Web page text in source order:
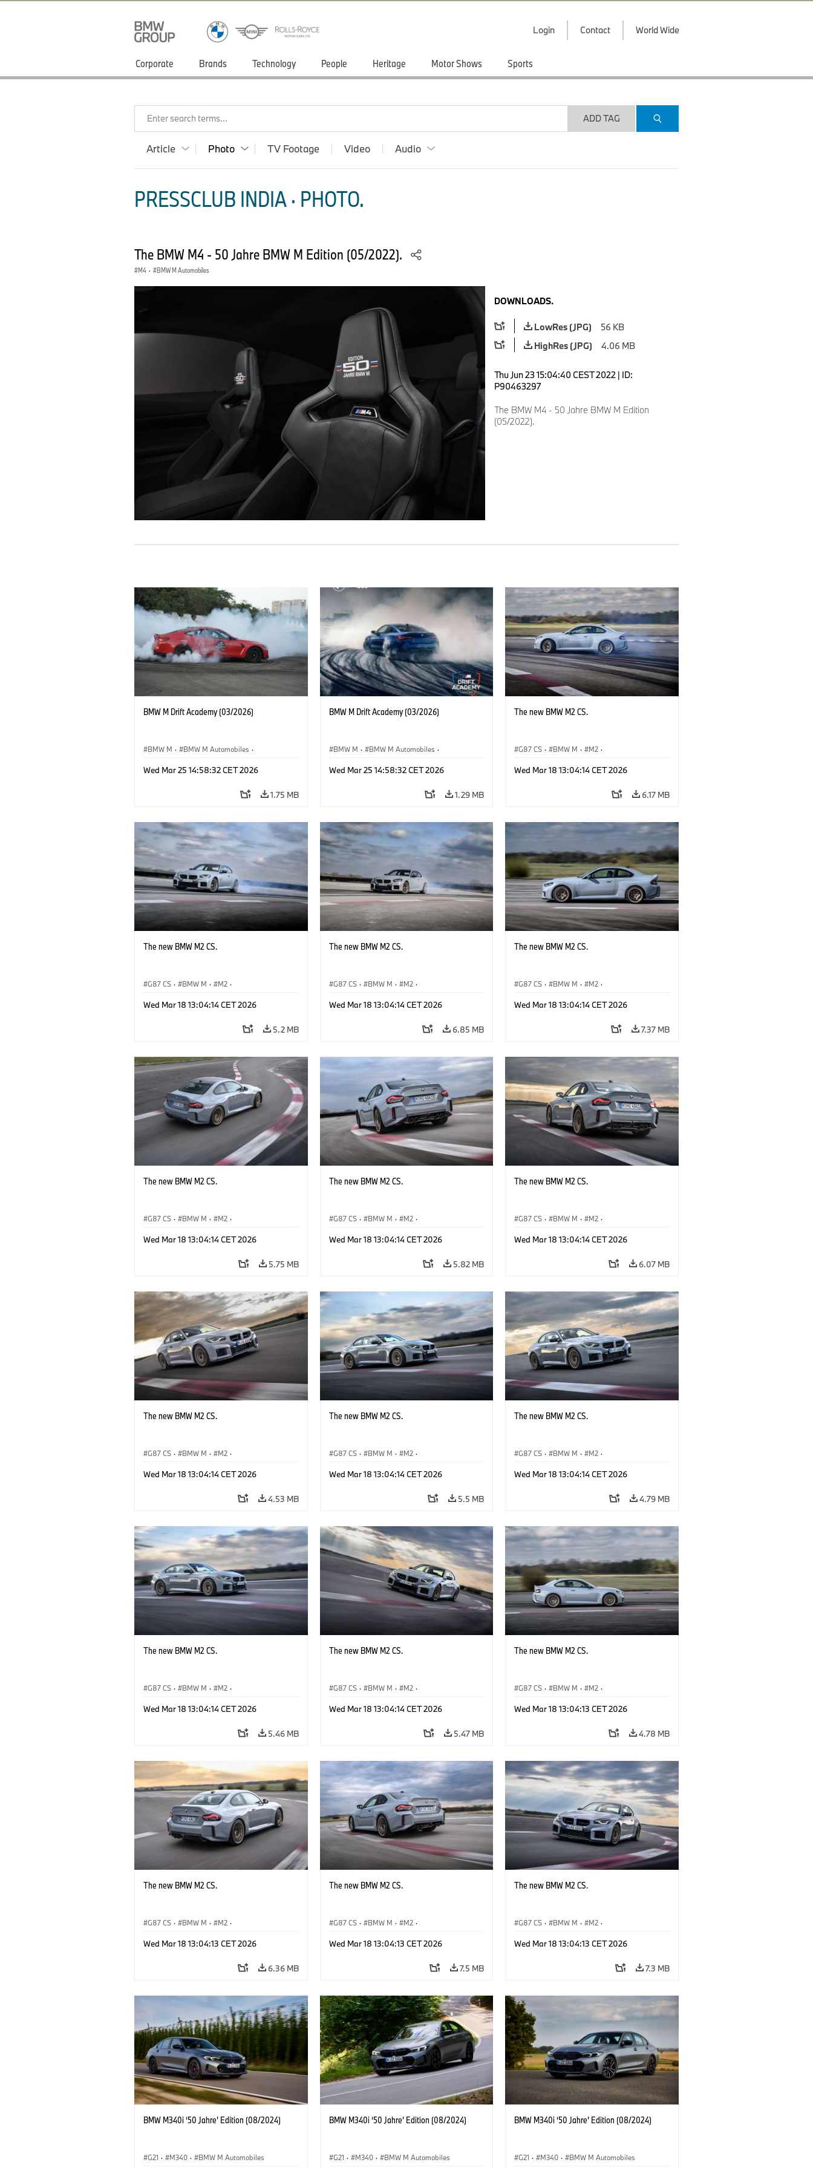
Login Contact World Wide
Corporate Brands Technology People Heritage Motor Shows Sports
Enter search terms... ADD TAG
Article Photo TV Footage Video Audio
PRESSCLUB INDIA · PHOTO.
The BMW M4 - 50 Jahre BMW M Edition (05/2022).
M4 · BMW M Automobiles
DOWNLOADS.
LowRes (JPG)
56 KB
HighRes (JPG)
4.06 MB
Thu Jun 23 15:04:40 CEST 2022 | ID:
P90463297
The BMW M4 - 50 Jahre BMW M Edition
(05/2022).
BMW M Drift Academy (03/2026)
BMW M · BMW M Automobiles ·
Wed Mar 25 14:58:32 CET 2026
1.75 MB
BMW M Drift Academy (03/2026)
BMW M · BMW M Automobiles ·
Wed Mar 25 14:58:32 CET 2026
1.29 MB
The new BMW M2 CS.
G87 CS · BMW M · M2 ·
Wed Mar 18 13:04:14 CET 2026
6.17 MB
The new BMW M2 CS.
G87 CS · BMW M · M2 ·
Wed Mar 18 13:04:14 CET 2026
5.2 MB
The new BMW M2 CS.
G87 CS · BMW M · M2 ·
Wed Mar 18 13:04:14 CET 2026
6.85 MB
The new BMW M2 CS.
G87 CS · BMW M · M2 ·
Wed Mar 18 13:04:14 CET 2026
7.37 MB
The new BMW M2 CS.
G87 CS · BMW M · M2 ·
Wed Mar 18 13:04:14 CET 2026
5.75 MB
The new BMW M2 CS.
G87 CS · BMW M · M2 ·
Wed Mar 18 13:04:14 CET 2026
5.82 MB
The new BMW M2 CS.
G87 CS · BMW M · M2 ·
Wed Mar 18 13:04:14 CET 2026
6.07 MB
The new BMW M2 CS.
G87 CS · BMW M · M2 ·
Wed Mar 18 13:04:14 CET 2026
4.53 MB
The new BMW M2 CS.
G87 CS · BMW M · M2 ·
Wed Mar 18 13:04:14 CET 2026
5.5 MB
The new BMW M2 CS.
G87 CS · BMW M · M2 ·
Wed Mar 18 13:04:14 CET 2026
4.79 MB
The new BMW M2 CS.
G87 CS · BMW M · M2 ·
Wed Mar 18 13:04:14 CET 2026
5.46 MB
The new BMW M2 CS.
G87 CS · BMW M · M2 ·
Wed Mar 18 13:04:14 CET 2026
5.47 MB
The new BMW M2 CS.
G87 CS · BMW M · M2 ·
Wed Mar 18 13:04:13 CET 2026
4.78 MB
The new BMW M2 CS.
G87 CS · BMW M · M2 ·
Wed Mar 18 13:04:13 CET 2026
6.36 MB
The new BMW M2 CS.
G87 CS · BMW M · M2 ·
Wed Mar 18 13:04:13 CET 2026
7.5 MB
The new BMW M2 CS.
G87 CS · BMW M · M2 ·
Wed Mar 18 13:04:13 CET 2026
7.3 MB
BMW M340i ‘50 Jahre’ Edition (08/2024)
G21 · M340 · BMW M Automobiles
BMW M340i ‘50 Jahre’ Edition (08/2024)
G21 · M340 · BMW M Automobiles
BMW M340i ‘50 Jahre’ Edition (08/2024)
G21 · M340 · BMW M Automobiles